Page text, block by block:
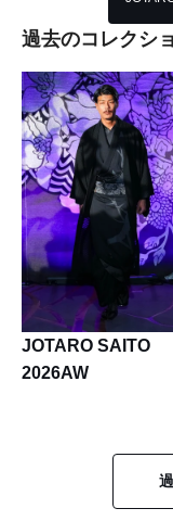
過去のコレクシ
JOTARO SAITO
2026AW